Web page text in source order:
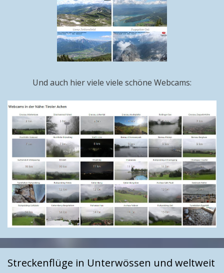
Und auch hier viele viele schöne Webcams:
Streckenflüge in Unterwössen und weltweit